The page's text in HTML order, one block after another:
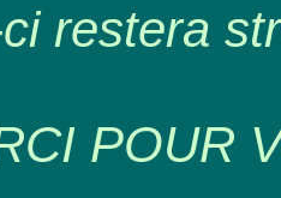
restera
POUR